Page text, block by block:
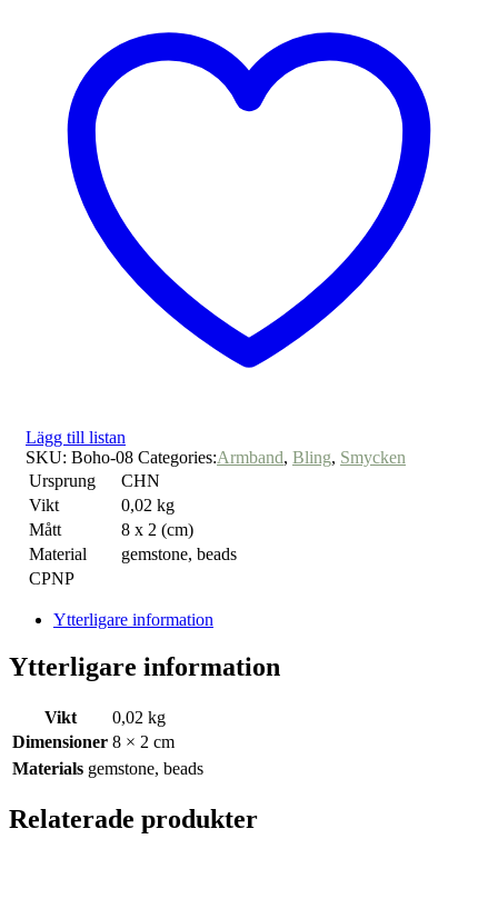
Lägg till listan
SKU: Boho-08 Categories:Armband, Bling, Smycken
Ursprung
CHN
Vikt
0,02 kg
Mått
8 x 2 (cm)
Material
gemstone, beads
CPNP
Ytterligare information
Ytterligare information
Vikt
0,02 kg
Dimensioner 8 × 2 cm
Materials gemstone, beads
Relaterade produkter